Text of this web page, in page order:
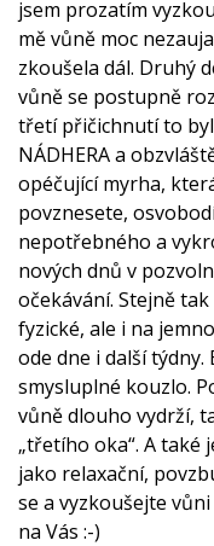
jsem prozatím
mě vůně moc
zkoušela dál. Druhý
vůně se postupně
třetí přičichnutí to byl
NÁDHERA a
opéčující myrha,
povznesete,
nepotřebného a
nových dnů v
očekávání. Stejně
fyzické, ale i na
ode dne i další týdny.
smysluplné kouzlo.
vůně dlouho vydrží,
„třetího oka“. A také
jako relaxační,
se a vyzkoušejte
na Vás :-)